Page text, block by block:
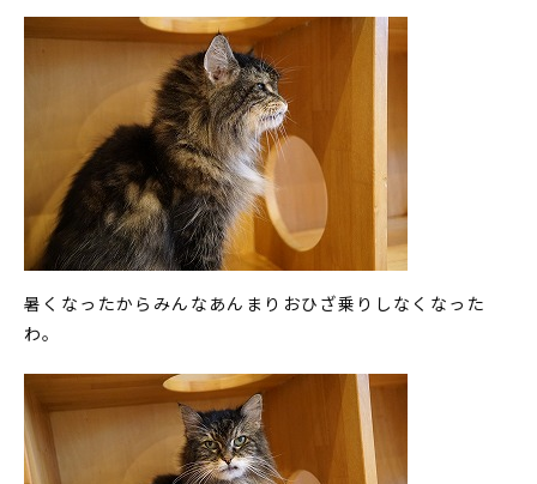
暑くなったからみんなあんまりおひざ乗りしなくなった
わ。